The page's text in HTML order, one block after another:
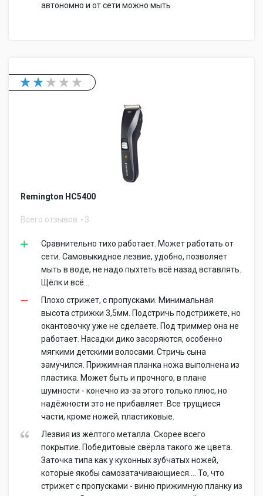
автономно и от сети можно мыть
Remington HC5400
Всего отзывов 3
Сравнительно тихо работает. Может работать от
сети. Самовыкидное лезвие, удобно, позволяет
мыть в воде, не надо пыхтеть всё назад вставлять.
Щёлк и всё...
Плохо стрижет, с пропусками. Минимальная
высота стрижки 3,5мм. Подстричь подстрижете, но
окантовочку уже не сделаете. Под триммер она не
работает. Насадки дико засоряются, особенно
мягкими детскими волосами. Стричь сына
замучился. Прижимная планка ножа выполнена из
пластика. Может быть и прочного, в плане
шумности - конечно из-за этого только плюс, но
надёжности это не прибавляет. Все трущиеся
части, кроме ножей, пластиковые.
Лезвия из жёлтого металла. Скорее всего
покрытие. Победитовые свёрла такого же цвета.
Заточка типа как у кухонных зубчатых ножей,
которые якобы самозатачивающиеся.... То, что
стрижет с пропусками - виню прижимную планку из